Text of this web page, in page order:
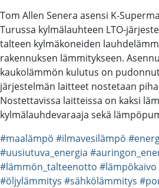
Tom Allen Senera asensi K-
Turussa kylmälauhteen LTO-
talteen kylmäkoneiden
rakennuksen lämmitykseen.
kaukolämmön kulutus on
järjestelmän laitteet nostetaan
Nostettavissa laitteissa on kaksi
kylmälauhdevaraaja sekä
#maalämpö #ilmavesilämpö
#uusiutuva_energia
#lämmön_talteenotto #lämpökaivo
#öljylämmitys #sähkölämmitys